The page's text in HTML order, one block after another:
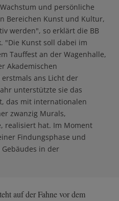
und persönliche
Bereichen Kunst und Kultur,
werden", so erklärt die BB
"Die Kunst soll dabei im
Tauffest an der Wagenhalle,
Akademischen
ans Licht der
unterstützte sie das
das mit internationalen
zwanzig Murals,
realisiert hat. Im Moment
Findungsphase und
in der
auf der Fahne vor dem